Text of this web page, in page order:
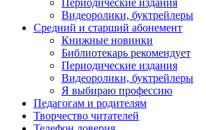
Периодические издания
Видеоролики, буктрейлеры
Средний и старший абонемент
Книжные новинки
Библиотекарь рекомендует
Периодические издания
Видеоролики, буктрейлеры
Я выбираю профессию
Педагогам и родителям
Творчество читателей